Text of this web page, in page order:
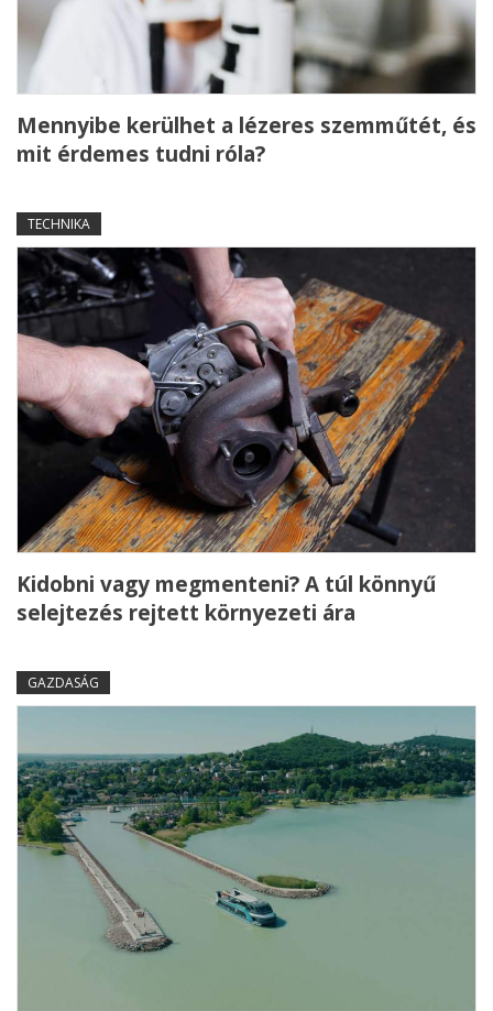
Mennyibe kerülhet a lézeres szemműtét, és
mit érdemes tudni róla?
TECHNIKA
Kidobni vagy megmenteni? A túl könnyű
selejtezés rejtett környezeti ára
GAZDASÁG